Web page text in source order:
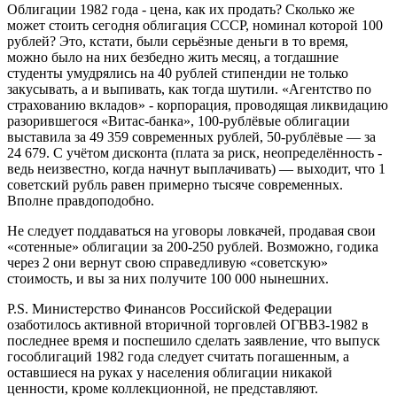
Облигации 1982 года - цена, как их продать? Сколько же
может стоить сегодня облигация СССР, номинал которой 100
рублей? Это, кстати, были серьёзные деньги в то время,
можно было на них безбедно жить месяц, а тогдашние
студенты умудрялись на 40 рублей стипендии не только
закусывать, а и выпивать, как тогда шутили. «Агентство по
страхованию вкладов» - корпорация, проводящая ликвидацию
разорившегося «Витас-банка», 100-рублёвые облигации
выставила за 49 359 современных рублей, 50-рублёвые — за
24 679. С учётом дисконта (плата за риск, неопределённость -
ведь неизвестно, когда начнут выплачивать) — выходит, что 1
советский рубль равен примерно тысяче современных.
Вполне правдоподобно.
Не следует поддаваться на уговоры ловкачей, продавая свои
«сотенные» облигации за 200-250 рублей. Возможно, годика
через 2 они вернут свою справедливую «советскую»
стоимость, и вы за них получите 100 000 нынешних.
P.S. Министерство Финансов Российской Федерации
озаботилось активной вторичной торговлей ОГВВЗ-1982 в
последнее время и поспешило сделать заявление, что выпуск
гособлигаций 1982 года следует считать погашенным, а
оставшиеся на руках у населения облигации никакой
ценности, кроме коллекционной, не представляют.